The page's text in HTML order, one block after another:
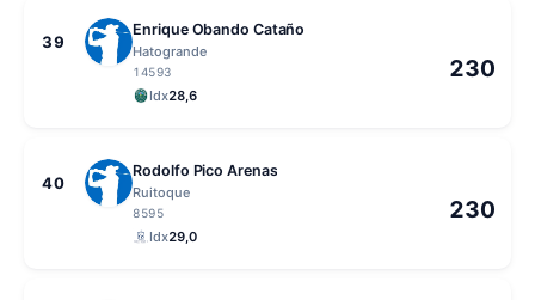
39
Enrique Obando Cataño
Hatogrande
14593
Idx28,6
230
40
Rodolfo Pico Arenas
Ruitoque
8595
Idx29,0
230